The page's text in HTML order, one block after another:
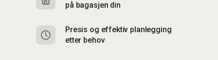
på bagasjen din
Presis og effektiv planlegging
etter behov